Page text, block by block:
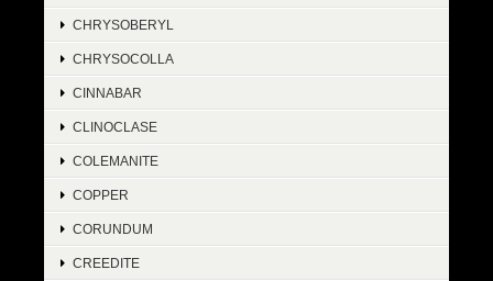
CHRYSOBERYL
CHRYSOCOLLA
CINNABAR
CLINOCLASE
COLEMANITE
COPPER
CORUNDUM
CREEDITE